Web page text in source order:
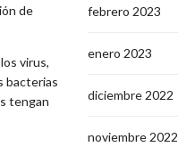
de
virus,
bacterias
tengan
febrero 2023
enero 2023
diciembre 2022
noviembre 2022